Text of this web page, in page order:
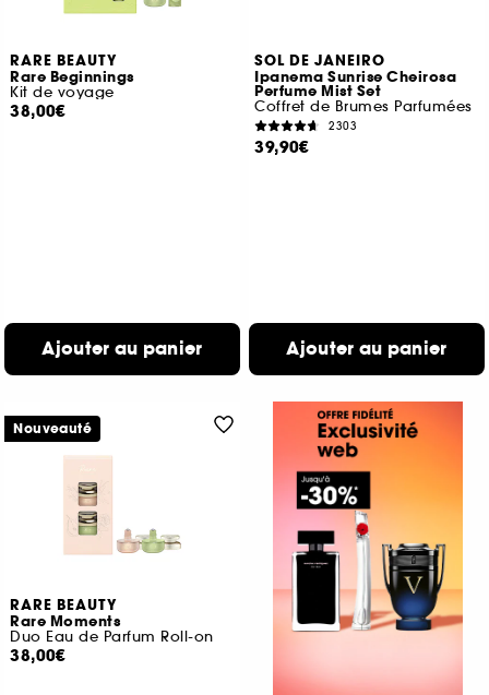
RARE BEAUTY
Rare Beginnings
Kit de voyage
38,00€
Ajouter au panier
SOL DE JANEIRO
Ipanema Sunrise Cheirosa
Perfume Mist Set
Coffret de Brumes Parfumées
2303
39,90€
Ajouter au panier
RARE BEAUTY
Rare Moments
Duo Eau de Parfum Roll-on
38,00€
Nouveauté